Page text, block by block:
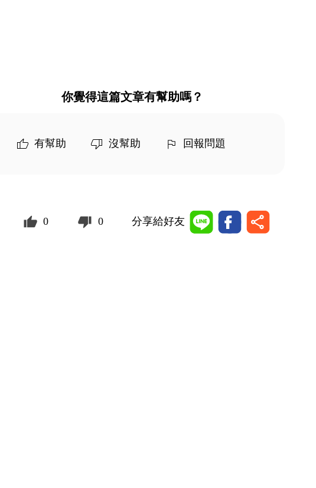
你覺得這篇文章有幫助嗎？
有幫助 沒幫助 回報問題
0 0 分享給好友